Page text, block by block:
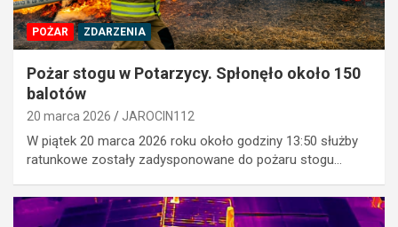
POŻAR ZDARZENIA
Pożar stogu w Potarzycy. Spłonęło około 150
balotów
20 marca 2026 JAROCIN112
W piątek 20 marca 2026 roku około godziny 13:50 służby
ratunkowe zostały zadysponowane do pożaru stogu…